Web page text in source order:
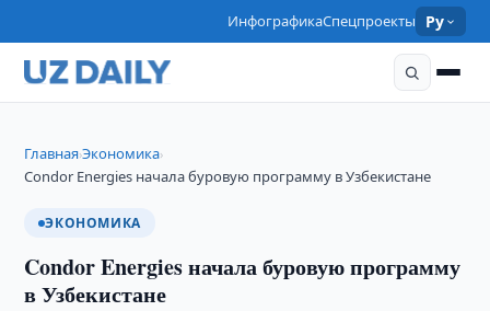
ИнфографикаСпецпроекты Ру
Главная›Экономика›
Condor Energies начала буровую программу в Узбекистане
ЭКОНОМИКА
Condor Energies начала буровую программу
в Узбекистане